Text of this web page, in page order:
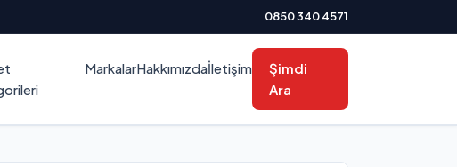
0850 340 4571
MarkalarHakkımızdaİletişim
Şimdi
Ara